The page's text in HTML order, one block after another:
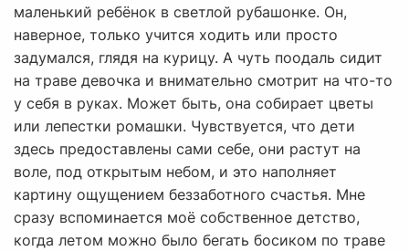
маленький ребёнок в светлой рубашонке. Он,
наверное, только учится ходить или просто
задумался, глядя на курицу. А чуть поодаль сидит
на траве девочка и внимательно смотрит на что-то
у себя в руках. Может быть, она собирает цветы
или лепестки ромашки. Чувствуется, что дети
здесь предоставлены сами себе, они растут на
воле, под открытым небом, и это наполняет
картину ощущением беззаботного счастья. Мне
сразу вспоминается моё собственное детство,
когда летом можно было бегать босиком по траве